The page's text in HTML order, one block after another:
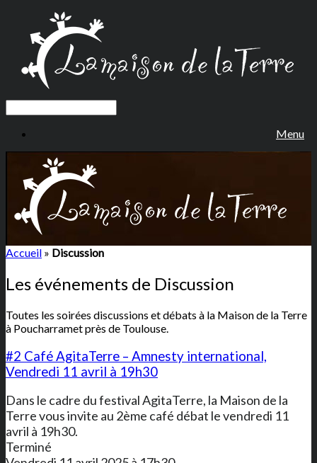
Menu
Accueil » Discussion
Les événements de Discussion
Toutes les soirées discussions et débats à la Maison de la Terre
à Poucharramet près de Toulouse.
#2 Café AgitaTerre – Amnesty international,
Vendredi 11 avril à 19h30
Dans le cadre du festival AgitaTerre, la Maison de la
Terre vous invite au 2ème café débat le vendredi 11
avril à 19h30.
Terminé